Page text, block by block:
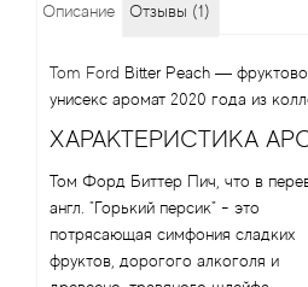
Описание Отзывы (1)
Tom Ford Bitter Peach —
унисекс аромат 2020 года из
ХАРАКТЕРИСТИКА
Том Форд Биттер Пич, что в
англ. "Горький персик" - это
потрясающая симфония сладких
фруктов, дорогого алкоголя и